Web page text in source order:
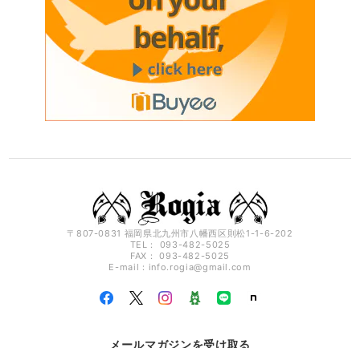
〒807-0831 福岡県北九州市八幡西区則松1-1-6-202
TEL： 093-482-5025
FAX： 093-482-5025
E-mail： info.rogia@gmail.com
メールマガジンを受け取る